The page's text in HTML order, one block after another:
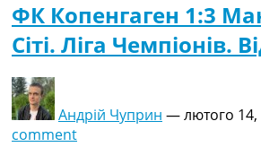
ФК Копенгаген 1:3
Сіті. Ліга Чемпіонів.
Андрій Чуприн —лютого 14,
comment